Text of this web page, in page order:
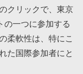
クリックで、東京
の一つに参加する
柔軟性は、特にこ
た国際参加者にと